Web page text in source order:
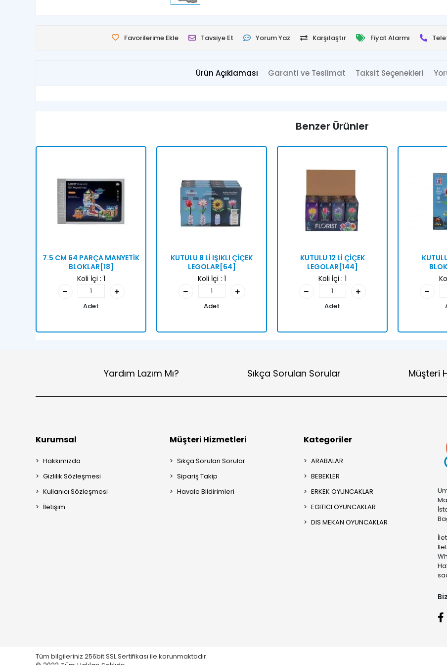
Favorilerime Ekle Tavsiye Et Yorum Yaz Karşılaştır Fiyat Alarmı
Ürün Açıklaması Garanti ve Teslimat Taksit Seçenekleri
Benzer Ürünler
7.5 CM 64 PARÇA MANYETİK
BLOKLAR[18]
Koli İçi : 1
Adet
KUTULU 8 Lİ IŞIKLI ÇİÇEK
LEGOLAR[64]
Koli İçi : 1
Adet
KUTULU 12 Lİ ÇİÇEK
LEGOLAR[144]
Koli İçi : 1
Adet
Yardım Lazım Mı? Sıkça Sorulan Sorular Müşteri
Kurumsal
Hakkımızda
Gizlilik Sözleşmesi
Kullanıcı Sözleşmesi
İletişim
Müşteri Hizmetleri
Sıkça Sorulan Sorular
Sipariş Takip
Havale Bildirimleri
Kategoriler
ARABALAR
BEBEKLER
ERKEK OYUNCAKLAR
EGITICI OYUNCAKLAR
DIS MEKAN OYUNCAKLAR
Tüm bilgileriniz 256bit SSL Sertifikası ile korunmaktadır.